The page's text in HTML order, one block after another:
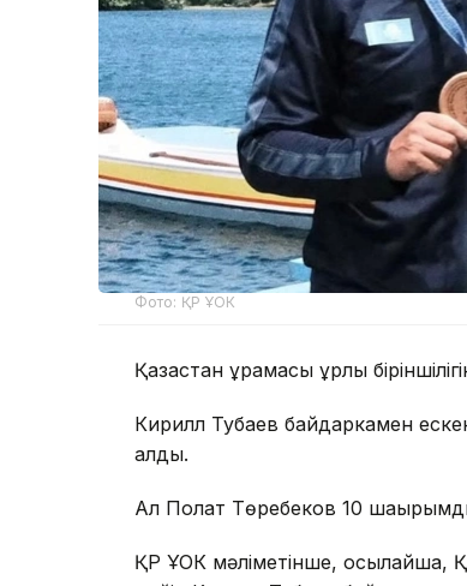
Фото: ҚР ҰОК
Қазақстан құрамасы құрлық
Кирилл Тубаев байдаркамен
алды.
Ал Полат Төребеков 10
ҚР ҰОК мәліметінше, осылайша,